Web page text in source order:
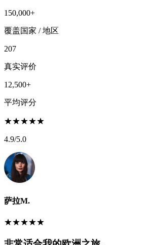
150,000+
覆盖国家 / 地区
207
真实评价
12,500+
平均评分
★★★★★
4.9/5.0
萨拉M.
★★★★★